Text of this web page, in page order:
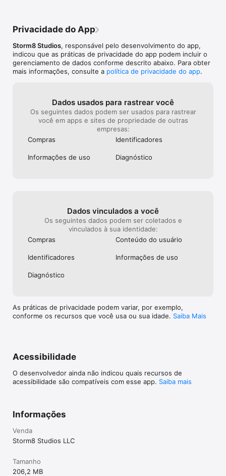
pode comprar itens do aplicativo com dinheiro real. Para
Ajustes -> Geral -> opção Restrições.Você pode então
desativar as compras no aplicativo em “Conteúdo Permitido”.
Adicionalmente, o Cupcake Mania™ poderá se associar a
serviços de mídia social,como o Facebook, e a Storm8 terá
Siga a Storm8
www.storm8-studios.com
facebook.com/storm8
twitter.com/storm8
Privacidade do App
Storm8 Studios, responsável pelo desenvolvimento do app,
indicou que as práticas de privacidade do app podem incluir o
gerenciamento de dados conforme descrito abaixo. Para obter
mais informações, consulte a política de privacidade do app.
Dados usados para rastrear você
Os seguintes dados podem ser usados para rastrear
você em apps e sites de propriedade de outras
empresas:
Compras
Identificado­res
Informações de uso Diagnóstico
Dados vinculados a você
Os seguintes dados podem ser coletados e
vinculados à sua identidade:
Compras
Conteúdo do usuário
Identificado­res Informações de uso
Diagnóstico
As práticas de privacidade podem variar, por exemplo,
conforme os recursos que você usa ou sua idade. Saiba Mais
Acessibilidade
O desenvolvedor ainda não indicou quais recursos de
acessibilidade são compatíveis com esse app. Saiba mais
Informações
Venda
Storm8 Studios LLC
Tamanho
206,2 MB